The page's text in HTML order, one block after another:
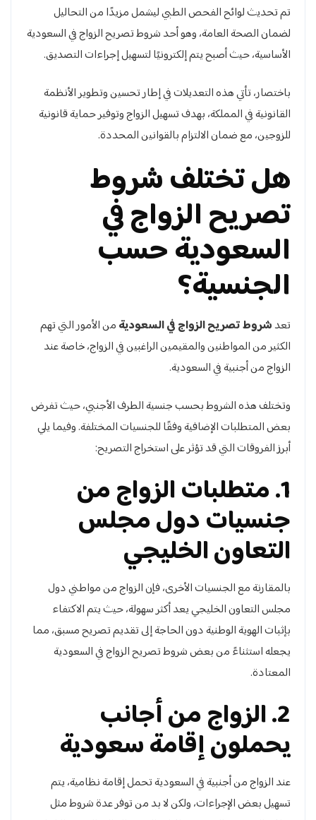
تم تحديث لوائح الفحص الطبي ليشمل مزيدًا من التحاليل
لضمان الصحة العامة، وهو أحد شروط تصريح الزواج في السعودية
الأساسية، حيث أصبح يتم إلكترونيًا لتسهيل إجراءات التصديق.
باختصار، تأتي هذه التعديلات في إطار تحسين وتطوير الأنظمة
القانونية في المملكة، بهدف تسهيل الزواج وتوفير حماية قانونية
للزوجين، مع ضمان الالتزام بالقوانين المحددة.
هل تختلف شروط
تصريح الزواج في
السعودية حسب
الجنسية؟
تعدشروط تصريح الزواج في السعوديةمن الأمور التي تهم
الكثير من المواطنين والمقيمين الراغبين في الزواج، خاصة عند
الزواج من أجنبية في السعودية.
وتختلف هذه الشروط بحسب جنسية الطرف الأجنبي، حيث تفرض
بعض المتطلبات الإضافية وفقًا للجنسيات المختلفة. وفيما يلي
أبرز الفروقات التي قد تؤثر على استخراج التصريح:
1. متطلبات الزواج من
جنسيات دول مجلس
التعاون الخليجي
بالمقارنة مع الجنسيات الأخرى، فإن الزواج من مواطني دول
مجلس التعاون الخليجي يعد أكثر سهولة، حيث يتم الاكتفاء
بإثبات الهوية الوطنية دون الحاجة إلى تقديم تصريح مسبق، مما
يجعله استثناءً من بعض شروط تصريح الزواج في السعودية
المعتادة.
2. الزواج من أجانب
يحملون إقامة سعودية
عند الزواج من أجنبية في السعودية تحمل إقامة نظامية، يتم
تسهيل بعض الإجراءات، ولكن لا بد من توفر عدة شروط مثل